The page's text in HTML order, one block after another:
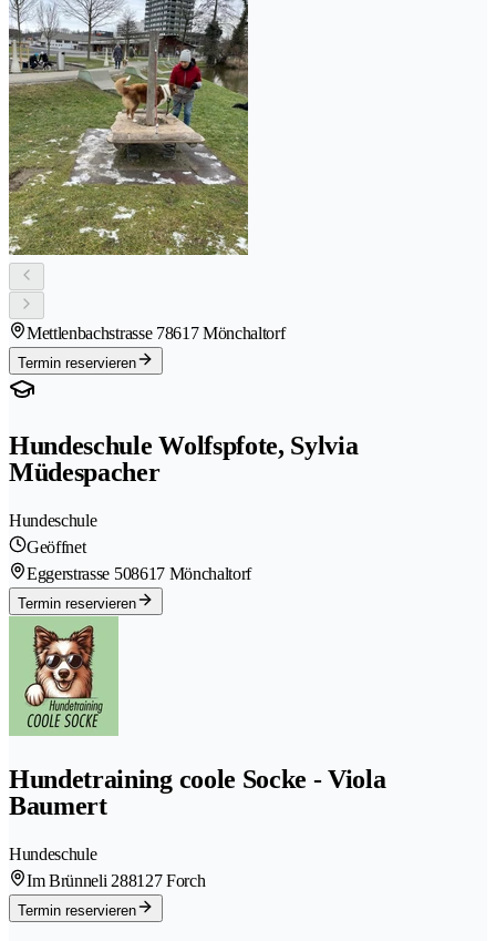
Mettlenbachstrasse 78617 Mönchaltorf
Termin reservieren
Hundeschule Wolfspfote, Sylvia
Müdespacher
Hundeschule
Geöffnet
Eggerstrasse 508617 Mönchaltorf
Termin reservieren
Hundetraining coole Socke - Viola
Baumert
Hundeschule
Im Brünneli 288127 Forch
Termin reservieren